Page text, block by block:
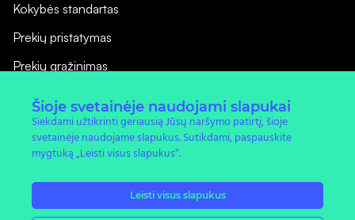
Kokybės standartas
Prekių pristatymas
Prekių grąžinimas
Pirkimo taisyklės
Privatumo politika
Naujienos
Šioje svetainėje naudojami slapukai
Siekdami užtikrinti geriausią Jūsų naršymo patirtį, šioje
svetainėje naudojame slapukus. Sutikdami, paspauskite
mygtuką „Leisti visus slapukus“.
Leisti visus slapukus